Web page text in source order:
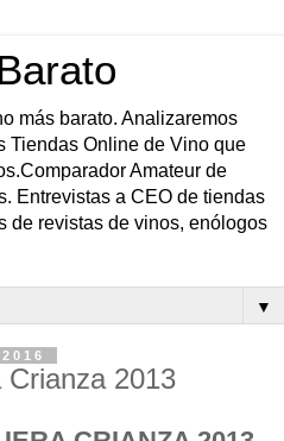
más barato. Analizaremos
Tiendas Online de Vino que
Amateur de
Entrevistas a CEO de tiendas
de revistas de vinos, enólogos
▼
2013